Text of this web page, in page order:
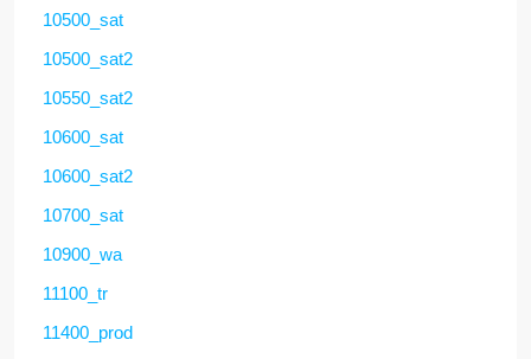
10500_sat
10500_sat2
10550_sat2
10600_sat
10600_sat2
10700_sat
10900_wa
11100_tr
11400_prod